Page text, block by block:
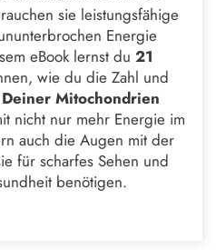
sie leistungsfähige
Energie
eBook lernst du 21
wie du die Zahl und
Mitochondrien
nicht nur mehr Energie im
auch die Augen mit der
für scharfes Sehen und
benötigen.